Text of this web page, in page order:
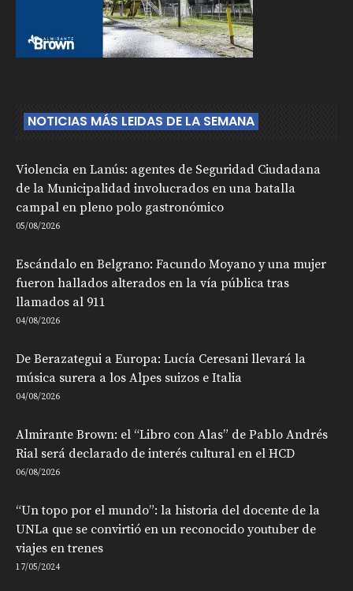
NOTICIAS MÁS LEIDAS DE LA SEMANA
Violencia en Lanús: agentes de Seguridad Ciudadana
de la Municipalidad involucrados en una batalla
campal en pleno polo gastronómico
05/08/2026
Escándalo en Belgrano: Facundo Moyano y una mujer
fueron hallados alterados en la vía pública tras
llamados al 911
04/08/2026
De Berazategui a Europa: Lucía Ceresani llevará la
música surera a los Alpes suizos e Italia
04/08/2026
Almirante Brown: el “Libro con Alas” de Pablo Andrés
Rial será declarado de interés cultural en el HCD
06/08/2026
“Un topo por el mundo”: la historia del docente de la
UNLa que se convirtió en un reconocido youtuber de
viajes en trenes
17/05/2024